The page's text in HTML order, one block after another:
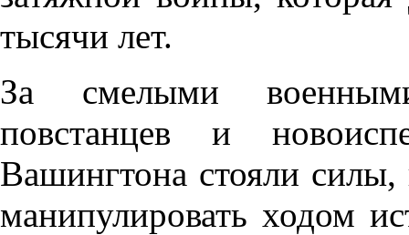
тысячи лет.
За смелыми
повстанцев и
Вашингтона стояли
манипулировать ходом